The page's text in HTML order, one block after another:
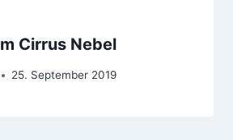
Cirrus Nebel
25. September 2019